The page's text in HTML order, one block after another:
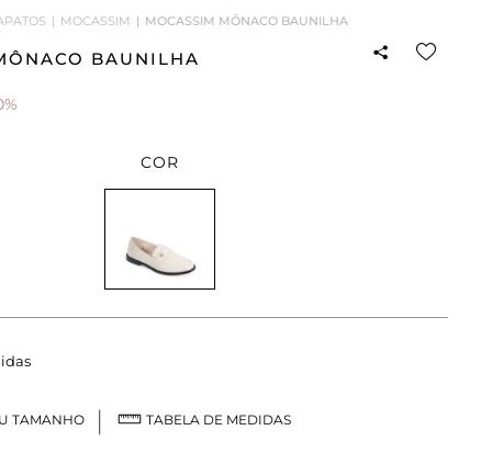
MOCASSIM MOCASSIM MÔNACO BAUNILHA
BAUNILHA
COR
TAMANHO TABELA DE MEDIDAS